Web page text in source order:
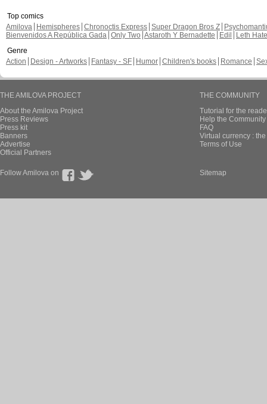
Top comics
Amilova
Hemispheres Chronoctis Express Super Dragon Bros Z
Bienvenidos A República Gada Only Two Astaroth Y Bernadette Edil
Leth Hate
Genre
Action
Design - Artworks Fantasy - SF Humor Children's books Romance
THE AMILOVA PROJECT
About the Amilova Project
Press Reviews
Press kit
Banners
Advertise
Official Partners
THE COMMUNITY
Tutorial for the
Help the
FAQ
Virtual currency :
Terms of Use
Follow Amilova on Sitemap